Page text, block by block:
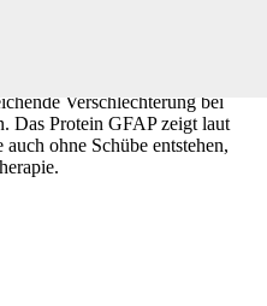
Verschlechterung bei
Das Protein GFAP zeigt laut
ohne Schübe entstehen,